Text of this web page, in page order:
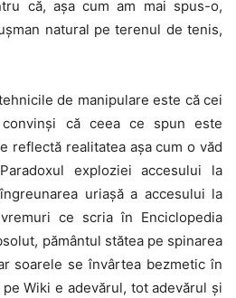
că, așa cum am mai spus-o,
natural pe terenul de tenis,
de manipulare este că cei
că ceea ce spun este
reflectă realitatea așa cum o văd
exploziei accesului la
uriașă a accesului la
ce scria în Enciclopedia
pământul stătea pe spinarea
soarele se învârtea bezmetic în
Wiki e adevărul, tot adevărul și